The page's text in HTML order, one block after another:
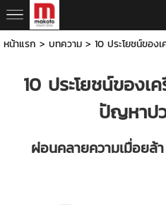
หน้าแรก > บทความ> 10 ประโยชน์ขอ
10 ประโยชน์ของเ
ปัญหาป
ผ่อนคลายความเมื่อยล้